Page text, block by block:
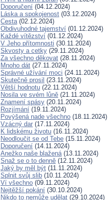
Doporučení (04.12.2024)
Láska a spokojenost (03.12.2024)
Cesta(02.12.2024)
Obdivuhodné tajemství (01.12.2024)
Každé vítězství (01.12.2024)
V Jeho přítomnosti (30.11.2024)
Skvosty a cetky (29.11.2024)
Za všechno děkovat (28.11.2024)
Mnoho dát (27.11.2024)
Správné užívání moci (24.11.2024)
Skutečně prosil (23.11.2024)
Větší hodnotu (22.11.2024)
Nosila ve svém lůně (21.11.2024)
Znamení spásy (20.11.2024)
Rozjímání (19.11.2024)
Povýšená nade všechno (18.11.2024)
Vzácný dar (17.11.2024)
K lidskému životu (16.11.2024)
Neodloučit se od Tebe (15.11.2024)
Doporučení (14.11.2024)
Anežko naše blažená(13.11.2024)
Snaž se o to denně (12.11.2024)
Jaký by měl být (11.11.2024)
Splnit svůj slib (10.11.2024)
Ví všechno (09.11.2024)
Nejtěžší pokání (30.10.2024)
Nikdo to nemůže udělat (29.10.2024)